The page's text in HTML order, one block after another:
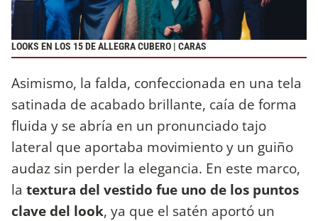
LOOKS EN LOS 15 DE ALLEGRA CUBERO | CARAS
Asimismo, la falda, confeccionada en una tela
satinada de acabado brillante, caía de forma
fluida y se abría en un pronunciado tajo
lateral que aportaba movimiento y un guiño
audaz sin perder la elegancia. En este marco,
la textura del vestido fue uno de los puntos
clave del look, ya que el satén aportó un